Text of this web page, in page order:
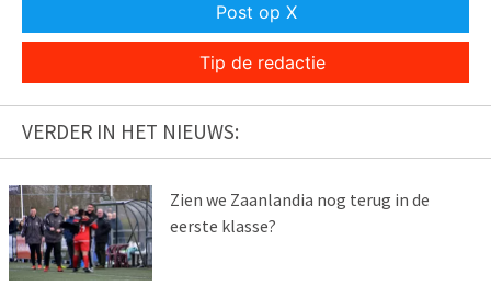
Post op X
Tip de redactie
VERDER IN HET NIEUWS:
Zien we Zaanlandia nog terug in de
eerste klasse?